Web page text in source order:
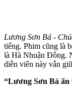
Lương Sơn Bá -
tiếng. Phim cũng là
là Hà Nhuận Đông.
diễn viên này vẫn
“Lương Sơn Bá